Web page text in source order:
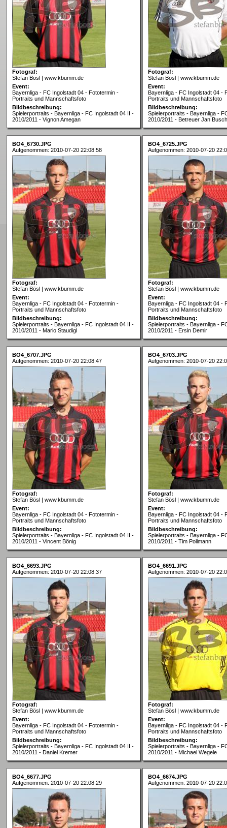
Fotograf:
Stefan Bösl | www.kbumm.de
Event:
Bayernliga - FC Ingolstadt 04 - Fototermin -
Portraits und Mannschaftsfoto
Bildbeschreibung:
Spielerportraits - Bayernliga - FC Ingolstadt 04 II -
2010/2011 - Vignon Amegan
Fotograf:
Stefan Bösl | www.kbumm.de
Event:
Bayernliga - FC Ingolstadt 04 -
Portraits und Mannschaftsfoto
Bildbeschreibung:
Spielerportraits - Bayernliga -
2010/2011 - Betreuer Jan
BO4_6730.JPG
Aufgenommen: 2010-07-20 22:08:58
Fotograf:
Stefan Bösl | www.kbumm.de
Event:
Bayernliga - FC Ingolstadt 04 - Fototermin -
Portraits und Mannschaftsfoto
Bildbeschreibung:
Spielerportraits - Bayernliga - FC Ingolstadt 04 II -
2010/2011 - Mario Staudigl
BO4_6725.JPG
Aufgenommen: 2010-07-20
Fotograf:
Stefan Bösl | www.kbumm.de
Event:
Bayernliga - FC Ingolstadt 04 -
Portraits und Mannschaftsfoto
Bildbeschreibung:
Spielerportraits - Bayernliga -
2010/2011 - Ersin Demir
BO4_6707.JPG
Aufgenommen: 2010-07-20 22:08:47
Fotograf:
Stefan Bösl | www.kbumm.de
Event:
Bayernliga - FC Ingolstadt 04 - Fototermin -
Portraits und Mannschaftsfoto
Bildbeschreibung:
Spielerportraits - Bayernliga - FC Ingolstadt 04 II -
2010/2011 - Vincent Bönig
BO4_6703.JPG
Aufgenommen: 2010-07-20
Fotograf:
Stefan Bösl | www.kbumm.de
Event:
Bayernliga - FC Ingolstadt 04 -
Portraits und Mannschaftsfoto
Bildbeschreibung:
Spielerportraits - Bayernliga -
2010/2011 - Tim Pollmann
BO4_6693.JPG
Aufgenommen: 2010-07-20 22:08:37
Fotograf:
Stefan Bösl | www.kbumm.de
Event:
Bayernliga - FC Ingolstadt 04 - Fototermin -
Portraits und Mannschaftsfoto
Bildbeschreibung:
Spielerportraits - Bayernliga - FC Ingolstadt 04 II -
2010/2011 - Daniel Kremer
BO4_6691.JPG
Aufgenommen: 2010-07-20
Fotograf:
Stefan Bösl | www.kbumm.de
Event:
Bayernliga - FC Ingolstadt 04 -
Portraits und Mannschaftsfoto
Bildbeschreibung:
Spielerportraits - Bayernliga -
2010/2011 - Michael Wegele
BO4_6677.JPG
Aufgenommen: 2010-07-20 22:08:29
BO4_6674.JPG
Aufgenommen: 2010-07-20